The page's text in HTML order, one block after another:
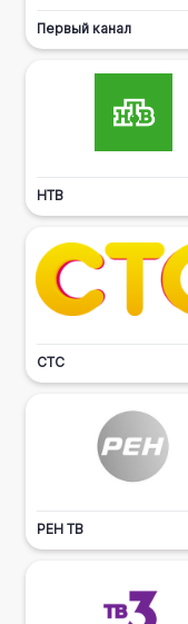
Первый канал
НТВ
СТС
РЕН ТВ